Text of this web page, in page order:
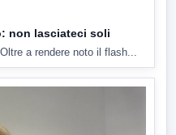
non lasciateci soli
a rendere noto il flash...